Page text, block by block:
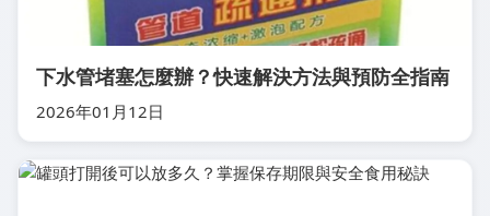
下水管堵塞怎麼辦？快速解決方法與預防全指南
2026年01月12日